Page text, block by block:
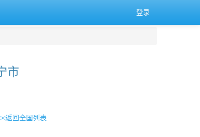
登录
市
返回全国列表